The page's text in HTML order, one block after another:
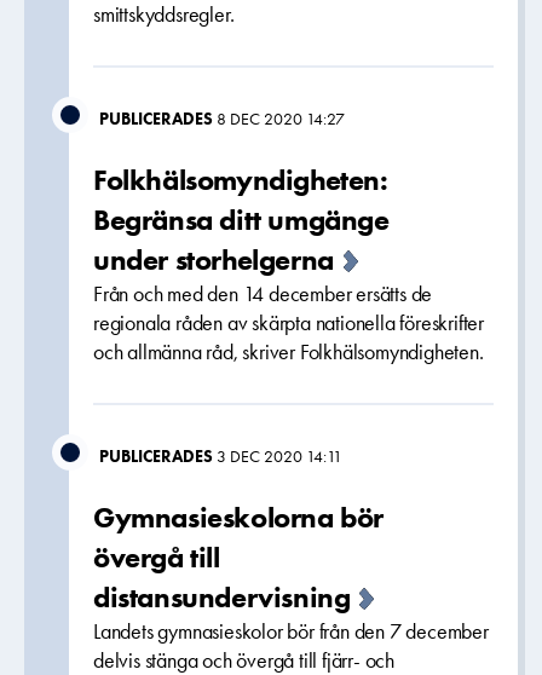
smittskyddsregler.
PUBLICERADES 8 DEC 2020 14:27
Folkhälsomyndigheten:
Begränsa ditt umgänge
under storhelgerna
Från och med den 14 december ersätts de
regionala råden av skärpta nationella föreskrifter
och allmänna råd, skriver Folkhälsomyndigheten.
PUBLICERADES 3 DEC 2020 14:11
Gymnasieskolorna bör
övergå till
distansundervisning
Landets gymnasieskolor bör från den 7 december
delvis stänga och övergå till fjärr- och